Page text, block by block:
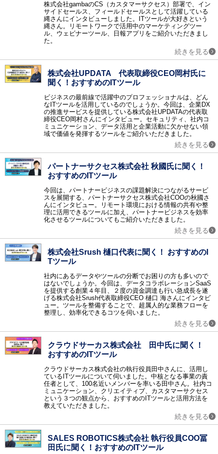
ネットワークインフラ
CTI / ロードバランサ / 電話会議 / リモートアクセス / ネットワーク機器 / テレビ会議 / Web会議 / 無線LAN構築 / アプリケーションデリバリコントローラ / ウェビナー・Webセミナーツール / 法人PC
ネットワークセキュリティ
ファイアウォール / WAF / 不正侵入検知・防御システム（IDS・IPS） / ネットワーク暗号化 / DDoS対策 / 検疫ネットワーク / サイバー攻撃対策 / アクセスコントロール / Web改ざん検知 / EDR / ゼロトラスト・セキュリティ / クラウドセキュリティ / CASB / 情報漏洩対策サービス / 第三者保守 (EOSL保守) / ASM
ウィルス対策 / セキュリティ診断 / 暗号化 / フィルタリングソフト / 入退室管理 / セキュリティシステム / 印刷セキュリティ / DLP / UTM（統合脅威管理） / コピー防止 / 標的型攻撃対策 / ハードディスク暗号化 / USBメモリ暗号化 / ファイル暗号化 / マイナンバーセキュリティ / 防犯カメラ・監視カメラ / 風評被害対策サービス / データレスクライアント
データセンター
データセンターソリューション / ホスティング / ハウジング
データ管理
データベース / BCP（事業継続計画）対策ソリューション / データバックアップ / データ軽量化・データ最適化 / クラスタリング / データレプリケーション / データベースセキュリティ / PCバックアップソフト / データ消去ソフト / 不動産業務支援システム
統合運用管理 / ログ管理 / サービスデスク / MDM（モバイル端末管理） / フォレンジック / コンフィグ管理 / LCMサービス / ジョブ管理 / クライアントPC管理 / APMツール / 飲食業支援システム / ヘルプデスクサービス / PSI管理
仮想化
サーバ仮想化 / ストレージ仮想化 / デスクトップ仮想化 / アプリケーション仮想化 / ネットワーク仮想化
クラウド構築 / オンラインストレージ / IaaS / PaaS / クラウドサーバー / iPaaS
ネットワーク監視 / サーバ運用監視 / ログ監視 / トラフィック監視 / MSPサービス（運用監視代行）
生体認証 / 電子認証 / シングルサインオン / ワンタイムパスワード / ID管理 / 電子署名 / 時刻認証 / 特権ID管理 / PKI認証 / 電話認証・SMS認証 / 多要素認証（MFA）ツール / CIAM / ISO認証 / ISMS認証機関 / IDaaS
アウトソーシング
研修 / 新入社員向け研修 / 営業力強化研修 / コミュニケーション研修 / 管理職向け研修 / ビジネスマナー研修 / リーダーシップ研修 / マネジメント研修 / グローバル（語学）研修 / セキュリティ研修 / コンプライアンス研修 / AI研修
金融サービス
IT導入補助金
スマートデバイス連携システム / GoogleApps導入支援 / 安否確認システム / アンケートシステム / 文書電子化 / 物品管理 / 化学物質管理システム / 運行管理システム / 受付システム / グループウェア導入支援 / リモートコントロール（遠隔操作） / デジタルサイネージ / 分散処理（HPCクラスタ） / 知的財産管理 / デジタル著作権管理（DRM） / e文書ソリューション / 保育園・幼稚園システム / セキュリティ特集 / 賃貸管理ソフト / ホームページ制作 / コラム / テレワーク特集 / テレワーク特集_ネオキャリア / アノテーション / ワークブース / 動作解析ソリューション / ビジネスマッチングサービス / 内部統制ツール
調査レポート
株式会社gambaのCS（カスタマーサクセス）部署で、イン
サイドセールス、フィールドセールスとして活躍している
縄さんにインタビューしました。ITツールが大好きという
縄さん。リモートワークで活用中のマーケティングツー
ル、ウェビナーツール、日報アプリをご紹介いただきまし
た。
続きを見る
株式会社UPDATA 代表取締役CEO岡村氏に
聞く！おすすめのITツール
ビジネスの最前線で活躍中のプロフェッショナルは、どん
なITツールを活用しているのでしょうか。今回は、企業DX
の推進サービスを提供している株式会社UPDATAの代表取
締役CEO岡村さんにインタビュー。セキュリティ、社内コ
ミュニケーション、データ活用と企業活動に欠かせない領
域で価値を発揮するツールをご紹介いただきました。
続きを見る
パートナーサクセス株式会社 秋國氏に聞く！
おすすめのITツール
今回は、パートナービジネスの課題解決につながるサービ
スを展開する、パートナーサクセス株式会社COOの秋國さ
んにインタビュー。リモート環境における情報の共有や整
理に活用できるツールに加え、パートナービジネスを効率
化させるツールについてもご紹介いただきました。
続きを見る
株式会社Srush 樋口代表に聞く！ おすすめのI
Tツール
社内にあるデータやツールの分断でお困りの方も多いので
はないでしょうか。今回は、データコラボレーションSaaS
を提供する創業４年目、２度の資金調達も行い急成長を遂
げる株式会社Srush代表取締役CEO 樋口 海さんにインタビ
ュー。ツールを整備することで、超属人的な業務フローを
整理し、効率化できるコツを伺いました。
続きを見る
クラウドサーカス株式会社 田中氏に聞く！
おすすめのITツール
クラウドサーカス株式会社の執行役員田中さんに、活用し
ているITツールについて伺いました。中核となる事業の責
任者として、100名近いメンバーを率いる田中さん。社内コ
ミュニケーション、クリエイティブ、カスタマーサクセス
という３つの観点から、おすすめのITツールと活用方法を
教えていただきました。
続きを見る
SALES ROBOTICS株式会社 執行役員COO冨
田氏に聞く！おすすめのITツール